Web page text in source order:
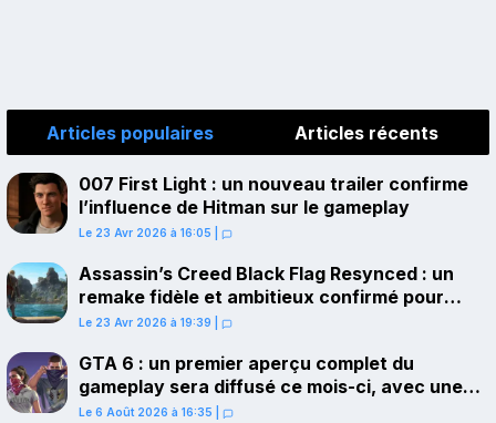
Articles populaires Articles récents
007 First Light : un nouveau trailer confirme
l’influence de Hitman sur le gameplay
Le 23 Avr 2026 à 16:05
Assassin’s Creed Black Flag Resynced : un
remake fidèle et ambitieux confirmé pour
juillet sur PS5
Le 23 Avr 2026 à 19:39
GTA 6 : un premier aperçu complet du
gameplay sera diffusé ce mois-ci, avec une
avant-première sur Netflix
Le 6 Août 2026 à 16:35